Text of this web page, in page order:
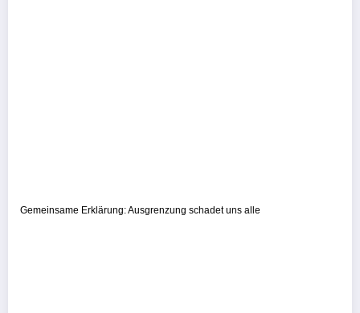
Gemeinsame Erklärung: Ausgrenzung schadet uns alle